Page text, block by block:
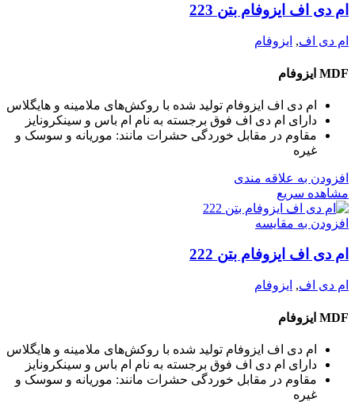
ام دی اف ایزوفام بتن 223
ام دی اف, ایزوفام
MDF ایزوفام
ام دی اف ایزوفام تولید شده با روکش‌های ملامینه و هایگلاس
دارای ام دی اف فوق برجسته به نام ام باس و سینکرونایز
مقاوم در مقابل خوردگی حشرات مانند: موریانه و سوسک و
غیره
افزودن به علاقه مندی
مشاهده سریع
افزودن به مقایسه
ام دی اف ایزوفام بتن 222
ام دی اف, ایزوفام
MDF ایزوفام
ام دی اف ایزوفام تولید شده با روکش‌های ملامینه و هایگلاس
دارای ام دی اف فوق برجسته به نام ام باس و سینکرونایز
مقاوم در مقابل خوردگی حشرات مانند: موریانه و سوسک و
غیره